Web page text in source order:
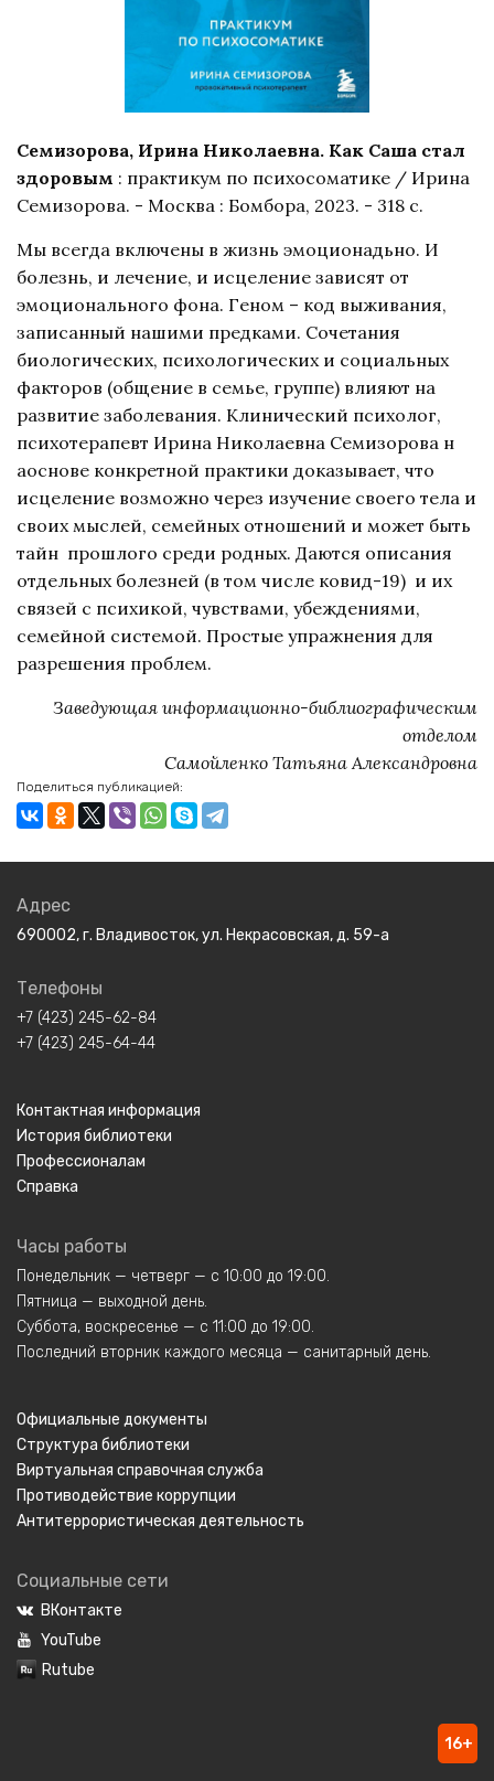
Семизорова, Ирина Николаевна. Как Саша стал
здоровым : практикум по психосоматике / Ирина
Семизорова. - Москва : Бомбора, 2023. - 318 с.
Мы всегда включены в жизнь эмоционадьно. И
болезнь, и лечение, и исцеление зависят от
эмоционального фона. Геном – код выживания,
записанный нашими предками. Сочетания
биологических, психологических и социальных
факторов (общение в семье, группе) влияют на
развитие заболевания. Клинический психолог,
психотерапевт Ирина Николаевна Семизорова н
аоснове конкретной практики доказывает, что
исцеление возможно через изучение своего тела и
своих мыслей, семейных отношений и может быть
тайн прошлого среди родных. Даются описания
отдельных болезней (в том числе ковид-19) и их
связей с психикой, чувствами, убеждениями,
семейной системой. Простые упражнения для
разрешения проблем.
Заведующая информационно-библиографическим
отделом
Самойленко Татьяна Александровна
Поделиться публикацией:
Адрес
690002, г. Владивосток, ул. Некрасовская, д. 59-а
Телефоны
+7 (423) 245-62-84
+7 (423) 245-64-44
Контактная информация
История библиотеки
Профессионалам
Справка
Часы работы
Понедельник — четверг — с 10:00 до 19:00.
Пятница — выходной день.
Суббота, воскресенье — с 11:00 до 19:00.
Последний вторник каждого месяца — санитарный день.
Официальные документы
Структура библиотеки
Виртуальная справочная служба
Противодействие коррупции
Антитеррористическая деятельность
Социальные сети
ВКонтакте
YouTube
Rutube
16+